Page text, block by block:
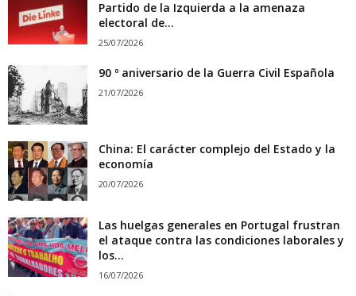
Partido de la Izquierda a la amenaza
electoral de...
25/07/2026
90 º aniversario de la Guerra Civil Española
21/07/2026
China: El carácter complejo del Estado y la
economía
20/07/2026
Las huelgas generales en Portugal frustran
el ataque contra las condiciones laborales y
los...
16/07/2026